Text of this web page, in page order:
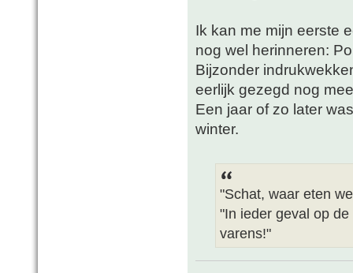
Ik kan me mijn eerste
nog wel herinneren:
Bijzonder
eerlijk gezegd nog
Een jaar of zo later
winter.
"Schat, waar eten
"In ieder geval op
varens!"